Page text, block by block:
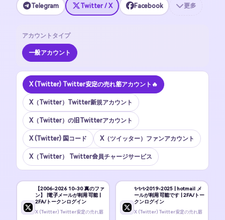
Telegram Twitter / X Facebook 更多
アカウントタイプ
一般アカウント
X (Twitter) Twitter安定の売れ筋アカウント🔥
X（Twitter）Twitter新規アカウント
X（Twitter）の旧Twitterアカウント
X (Twitter) 国コード X（ツイッター）ファンアカウント
X（Twitter） Twitter会員チャージサービス
【2006-2026 10-30 真のファ
ン】 |電子メールが利用可能 |
2FA/トークンログイン
X (Twitter) Twitter安定の売れ筋
✨️✨️✨️2019-2025 | hotmail メ
ールが利用可能です | 2FA/トー
クンログイン
X (Twitter) Twitter安定の売れ筋